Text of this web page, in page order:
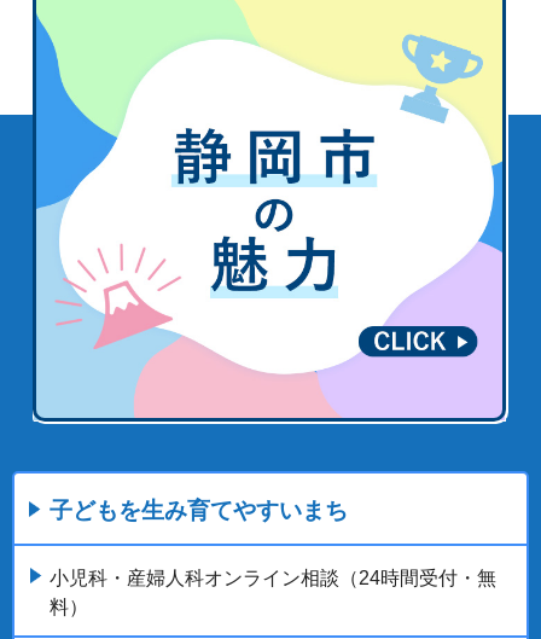
子どもを生み育てやすいまち
小児科・産婦人科オンライン相談（24時間受付・無
料）